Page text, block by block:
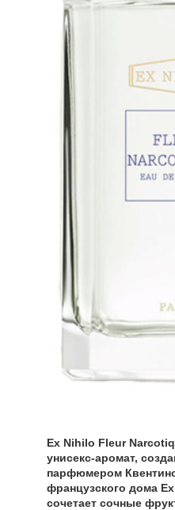
Ex Nihilo Fleur
унисекс-аромат,
парфюмером
французского дома
сочетает сочные